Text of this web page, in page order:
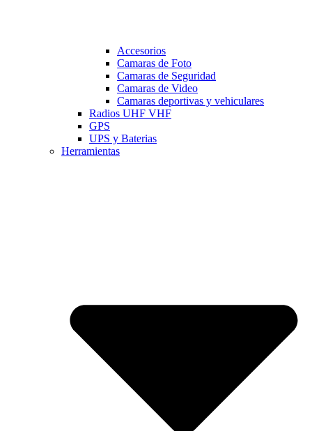
Accesorios
Camaras de Foto
Camaras de Seguridad
Camaras de Video
Camaras deportivas y vehiculares
Radios UHF VHF
GPS
UPS y Baterias
Herramientas